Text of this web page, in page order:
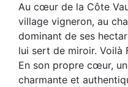
Au cœur de la Côte
village vigneron, au
dominant de ses
lui sert de miroir. Voilà
En son propre cœur,
charmante et